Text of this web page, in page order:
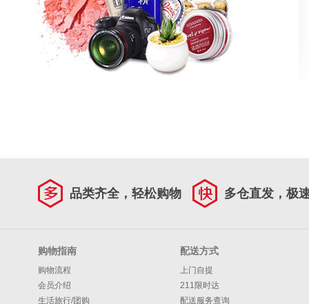
品类齐全，轻松购物 多仓直发，极
购物指南
购物流程
会员介绍
生活旅行/团购
配送方式
上门自提
211限时达
配送服务查询